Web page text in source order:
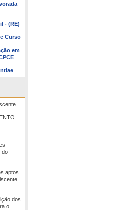
- (RE)
Curso
em
do
aptos
dos
o